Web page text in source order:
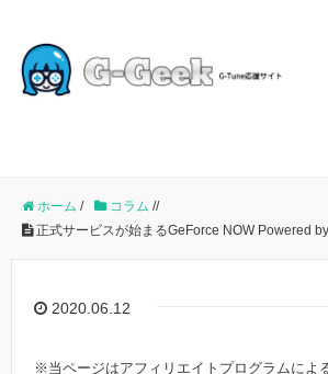
ホーム / コラム //
正式サービスが始まるGeForce NOW Powered
2020.06.12
※当ページはアフィリエイトプログラムによ